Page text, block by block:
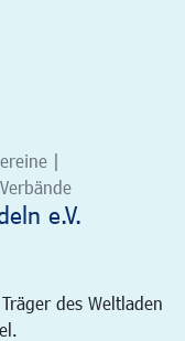
|
e.V.
des Weltladen